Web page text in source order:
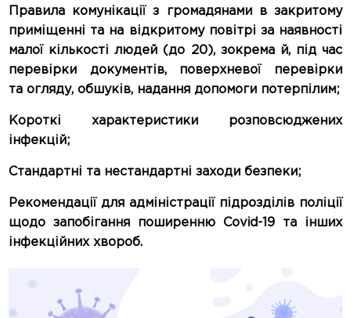
Правила комунікації з громадянами в закритому
приміщенні та на відкритому повітрі за наявності
малої кількості людей (до 20), зокрема й, під час
перевірки документів, поверхневої перевірки
та огляду, обшуків, надання допомоги потерпілим;
Короткі характеристики розповсюджених
інфекцій;
Стандартні та нестандартні заходи безпеки;
Рекомендації для адміністрації підрозділів поліції
щодо запобігання поширенню Сovid-19 та інших
інфекційних хвороб.